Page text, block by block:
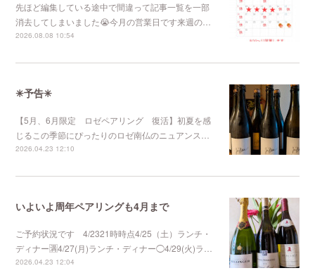
先ほど編集している途中で間違って記事一覧を一部
消去してしまいました😭今月の営業日です来週の…
2026.08.08 10:54
✳︎予告✳︎
【5月、6月限定 ロゼペアリング 復活】初夏を感
じるこの季節にぴったりのロゼ南仏のニュアンス…
2026.04.23 12:10
いよいよ周年ペアリングも4月まで
ご予約状況です 4/2321時時点4/25（土）ランチ・
ディナー🈵4/27(月)ランチ・ディナー◯4/29(火)ラ…
2026.04.23 12:04